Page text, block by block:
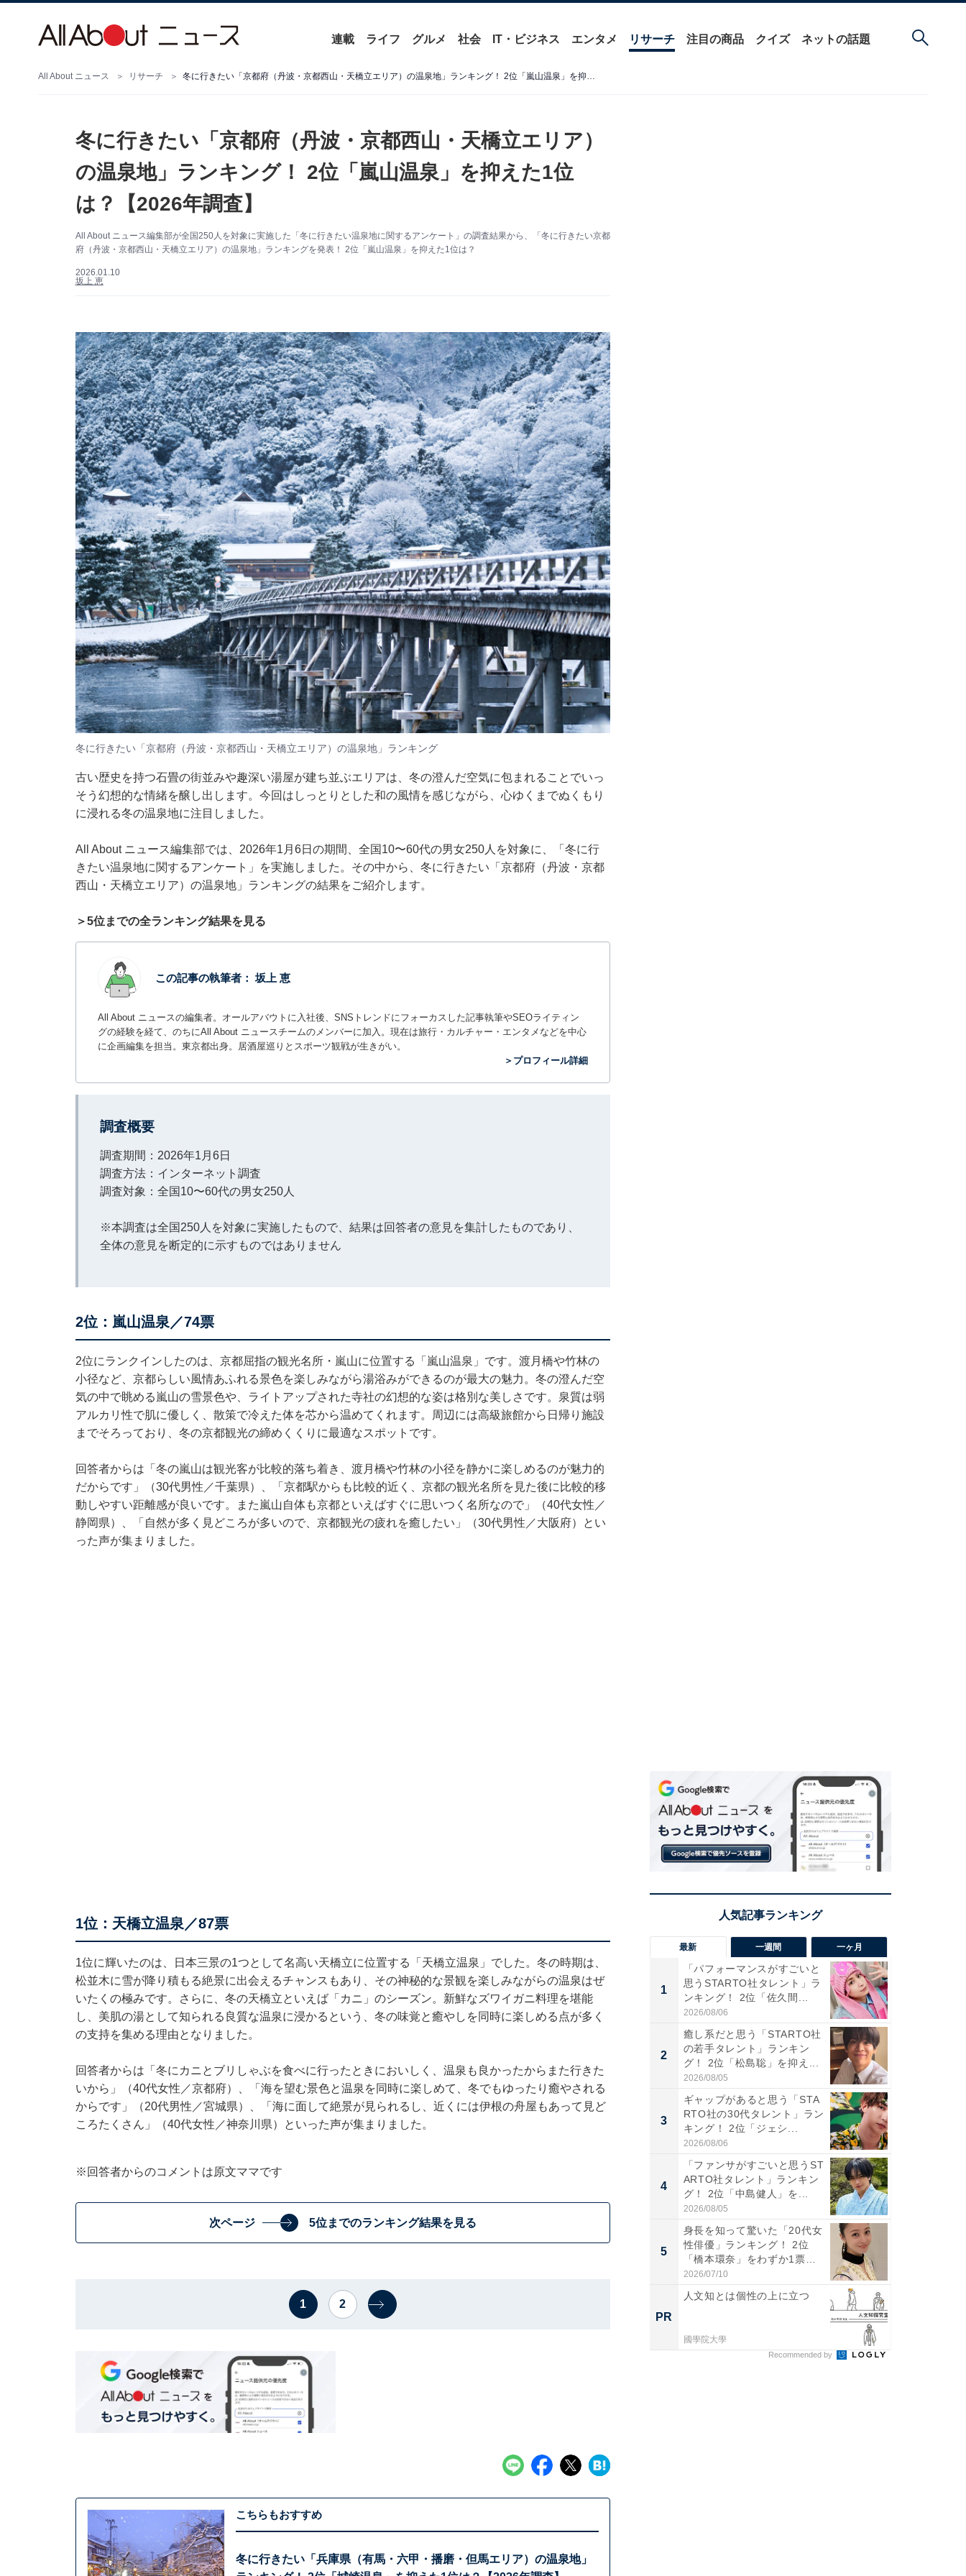
連載 ライフ グルメ 社会 IT・ビジネス エンタメ リサーチ 注目の商品 クイズ ネットの話題
All About ニュース リサーチ 冬に行きたい「京都府（丹波・京都西山・天橋立エリア）の温泉地」ランキング！ 2位「嵐山温泉」を抑えた1位は？【2026年調査】
冬に行きたい「京都府（丹波・京都西山・天橋立エリア）
の温泉地」ランキング！ 2位「嵐山温泉」を抑えた1位
は？【2026年調査】
All About ニュース編集部が全国250人を対象に実施した「冬に行きたい温泉地に関するアンケート」の調査結果から、「冬に行きたい京都
府（丹波・京都西山・天橋立エリア）の温泉地」ランキングを発表！ 2位「嵐山温泉」を抑えた1位は？
2026.01.10
坂上 恵
冬に行きたい「京都府（丹波・京都西山・天橋立エリア）の温泉地」ランキング
古い歴史を持つ石畳の街並みや趣深い湯屋が建ち並ぶエリアは、冬の澄んだ空気に包まれることでいっ
そう幻想的な情緒を醸し出します。今回はしっとりとした和の風情を感じながら、心ゆくまでぬくもり
に浸れる冬の温泉地に注目しました。
All About ニュース編集部では、2026年1月6日の期間、全国10〜60代の男女250人を対象に、「冬に行
きたい温泉地に関するアンケート」を実施しました。その中から、冬に行きたい「京都府（丹波・京都
西山・天橋立エリア）の温泉地」ランキングの結果をご紹介します。
＞5位までの全ランキング結果を見る
この記事の執筆者： 坂上 恵
All About ニュースの編集者。オールアバウトに入社後、SNSトレンドにフォーカスした記事執筆やSEOライティン
グの経験を経て、のちにAll About ニュースチームのメンバーに加入。現在は旅行・カルチャー・エンタメなどを中心
に企画編集を担当。東京都出身。居酒屋巡りとスポーツ観戦が生きがい。
＞プロフィール詳細
調査概要
調査期間：2026年1月6日
調査方法：インターネット調査
調査対象：全国10〜60代の男女250人
※本調査は全国250人を対象に実施したもので、結果は回答者の意見を集計したものであり、
全体の意見を断定的に示すものではありません
2位：嵐山温泉／74票
2位にランクインしたのは、京都屈指の観光名所・嵐山に位置する「嵐山温泉」です。渡月橋や竹林の
小径など、京都らしい風情あふれる景色を楽しみながら湯浴みができるのが最大の魅力。冬の澄んだ空
気の中で眺める嵐山の雪景色や、ライトアップされた寺社の幻想的な姿は格別な美しさです。泉質は弱
アルカリ性で肌に優しく、散策で冷えた体を芯から温めてくれます。周辺には高級旅館から日帰り施設
までそろっており、冬の京都観光の締めくくりに最適なスポットです。
回答者からは「冬の嵐山は観光客が比較的落ち着き、渡月橋や竹林の小径を静かに楽しめるのが魅力的
だからです」（30代男性／千葉県）、「京都駅からも比較的近く、京都の観光名所を見た後に比較的移
動しやすい距離感が良いです。また嵐山自体も京都といえばすぐに思いつく名所なので」（40代女性／
静岡県）、「自然が多く見どころが多いので、京都観光の疲れを癒したい」（30代男性／大阪府）とい
った声が集まりました。
1位：天橋立温泉／87票
1位に輝いたのは、日本三景の1つとして名高い天橋立に位置する「天橋立温泉」でした。冬の時期は、
松並木に雪が降り積もる絶景に出会えるチャンスもあり、その神秘的な景観を楽しみながらの温泉はぜ
いたくの極みです。さらに、冬の天橋立といえば「カニ」のシーズン。新鮮なズワイガニ料理を堪能
し、美肌の湯として知られる良質な温泉に浸かるという、冬の味覚と癒やしを同時に楽しめる点が多く
の支持を集める理由となりました。
回答者からは「冬にカニとブリしゃぶを食べに行ったときにおいしく、温泉も良かったからまた行きた
いから」（40代女性／京都府）、「海を望む景色と温泉を同時に楽しめて、冬でもゆったり癒やされる
からです」（20代男性／宮城県）、「海に面して絶景が見られるし、近くには伊根の舟屋もあって見ど
ころたくさん」（40代女性／神奈川県）といった声が集まりました。
※回答者からのコメントは原文ママです
次ページ 5位までのランキング結果を見る
1 2
こちらもおすすめ
冬に行きたい「兵庫県（有馬・六甲・播磨・但馬エリア）の温泉地」
最新 一週間 一ヶ月
1
「パフォーマンスがすごいと
思うSTARTO社タレント」ラ
ンキング！ 2位「佐久間...
2026/08/06
2
癒し系だと思う「STARTO社
の若手タレント」ランキン
グ！ 2位「松島聡」を抑え...
2026/08/05
3
ギャップがあると思う「STA
RTO社の30代タレント」ラン
キング！ 2位「ジェシ...
2026/08/06
4
「ファンサがすごいと思うST
ARTO社タレント」ランキン
グ！ 2位「中島健人」を...
2026/08/05
5
身長を知って驚いた「20代女
性俳優」ランキング！ 2位
「橋本環奈」をわずか1票
差...
2026/07/10
PR
人文知とは個性の上に立つ
國學院大學
Recommended by